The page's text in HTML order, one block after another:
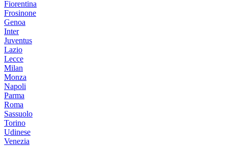
Fiorentina
Frosinone
Genoa
Inter
Juventus
Lazio
Lecce
Milan
Monza
Napoli
Parma
Roma
Sassuolo
Torino
Udinese
Venezia